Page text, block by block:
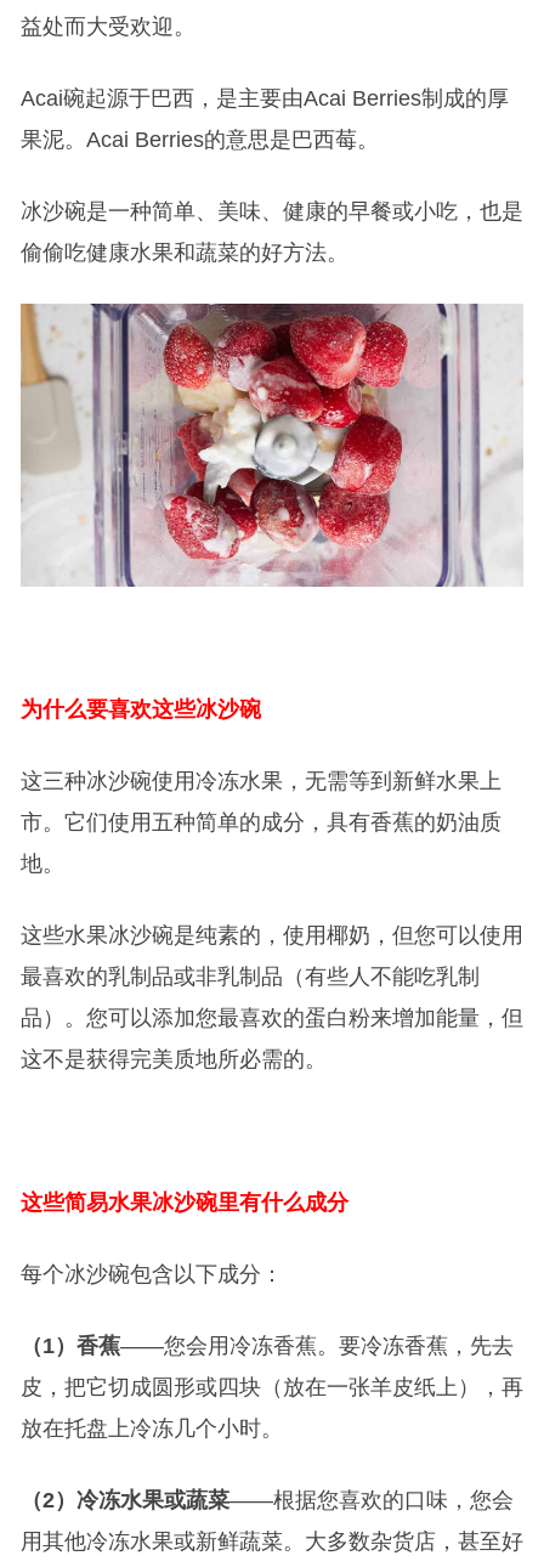
益处而大受欢迎。
Acai碗起源于巴西，是主要由Acai Berries制成的厚
果泥。Acai Berries的意思是巴西莓。
冰沙碗是一种简单、美味、健康的早餐或小吃，也是
偷偷吃健康水果和蔬菜的好方法。
为什么要喜欢这些冰沙碗
这三种冰沙碗使用冷冻水果，无需等到新鲜水果上
市。它们使用五种简单的成分，具有香蕉的奶油质
地。
这些水果冰沙碗是纯素的，使用椰奶，但您可以使用
最喜欢的乳制品或非乳制品（有些人不能吃乳制
品）。您可以添加您最喜欢的蛋白粉来增加能量，但
这不是获得完美质地所必需的。
这些简易水果冰沙碗里有什么成分
每个冰沙碗包含以下成分：
（1）香蕉——您会用冷冻香蕉。要冷冻香蕉，先去
皮，把它切成圆形或四块（放在一张羊皮纸上），再
放在托盘上冷冻几个小时。
（2）冷冻水果或蔬菜——根据您喜欢的口味，您会
用其他冷冻水果或新鲜蔬菜。大多数杂货店，甚至好